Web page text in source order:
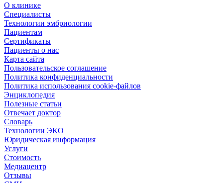
О клинике
Специалисты
Технологии эмбриологии
Пациентам
Сертификаты
Пациенты о нас
Карта сайта
Пользовательское соглашение
Политика конфиденциальности
Политика использования cookie-файлов
Энциклопедия
Полезные статьи
Отвечает доктор
Словарь
Технологии ЭКО
Юридическая информация
Услуги
Стоимость
Медиацентр
Отзывы